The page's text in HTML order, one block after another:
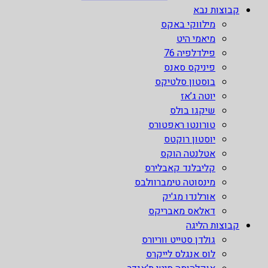
קבוצות נבא
מילווקי באקס
מיאמי היט
פילדלפיה 76
פיניקס סאנס
בוסטון סלטיקס
יוטה ג’אז
שיקגו בולס
טורונטו ראפטורס
יוסטון רוקטס
אטלנטה הוקס
קליבלנד קאבלירס
מינסוטה טימברוולבס
אורלנדו מג'יק
דאלאס מאבריקס
קבוצות הליגה
גולדן סטייט ווריורס
לוס אנגלס לייקרס